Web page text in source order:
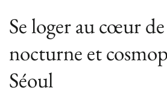
Se loger au cœur
nocturne et
Séoul